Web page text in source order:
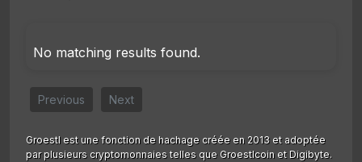
No matching results found.
Previous Next
Groestl est une fonction de hachage créée en 2013 et adoptée
par plusieurs cryptomonnaies telles que Groestlcoin et Digibyte.